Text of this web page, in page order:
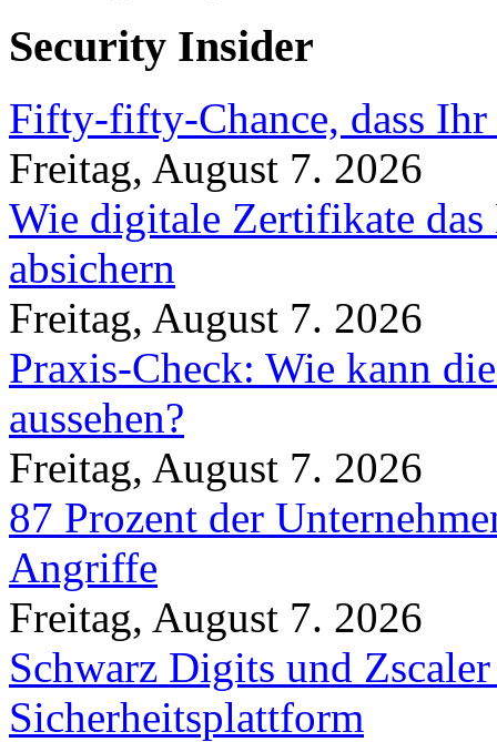
Security Insider
Fifty-fifty-Chance, dass
Freitag, August 7. 2026
Wie digitale Zertifikate
absichern
Freitag, August 7. 2026
Praxis-Check: Wie kann
aussehen?
Freitag, August 7. 2026
87 Prozent der
Angriffe
Freitag, August 7. 2026
Schwarz Digits und
Sicherheitsplattform